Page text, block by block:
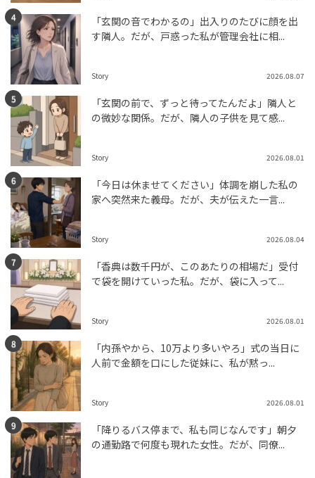
「玄関の音でわかるの」出入りのたびに顔を出
す隣人。だが、戸惑った私が管理会社に相...
Story 2026.08.07
「玄関の前で、ずっと待ってたんだよ」隣人と
の微妙な関係。だが、隣人の子供を見て感...
Story 2026.08.01
「今日は休ませてください」体調を崩した私の
家へ突然来た義母。だが、夫が伝えた一言...
Story 2026.08.04
「香典は数千円が、このあたりの相場だ」受付
で袋を開けていった私。だが、袋に入って...
Story 2026.08.01
「内孫やから、10万より多いやろ」式の当日に
人前で金額を口にした従妹に、私が黙っ...
Story 2026.08.01
「降りるバス停まで、私も同じなんです」朝夕
の通勤路で何度も現れた女性。だが、同僚...